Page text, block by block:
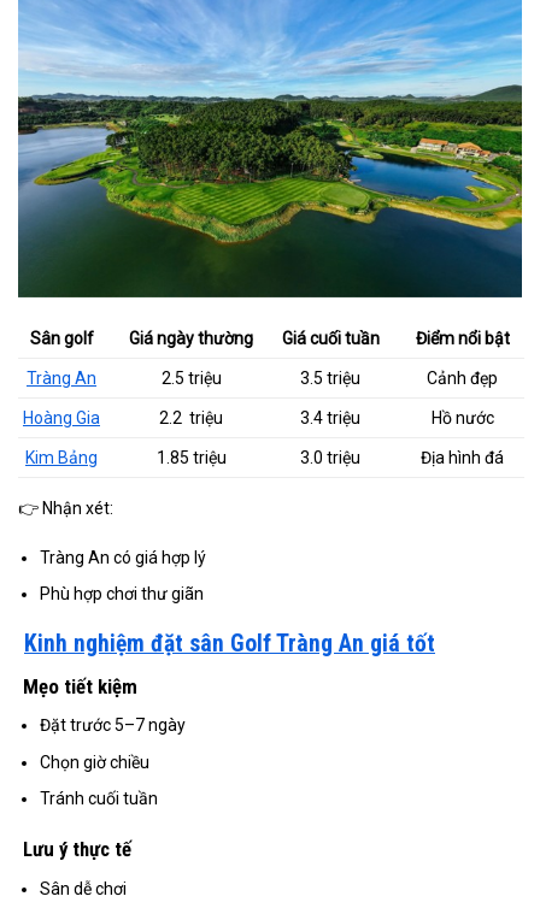
Sân golf Giá ngày thường Giá cuối tuần Điểm nổi bật
Tràng An 2.5 triệu 3.5 triệu Cảnh đẹp
Hoàng Gia 2.2 triệu 3.4 triệu Hồ nước
Kim Bảng 1.85 triệu 3.0 triệu Địa hình đá
👉 Nhận xét:
Tràng An có giá hợp lý
Phù hợp chơi thư giãn
Kinh nghiệm đặt sân Golf Tràng An giá tốt
Mẹo tiết kiệm
Đặt trước 5–7 ngày
Chọn giờ chiều
Tránh cuối tuần
Lưu ý thực tế
Sân dễ chơi